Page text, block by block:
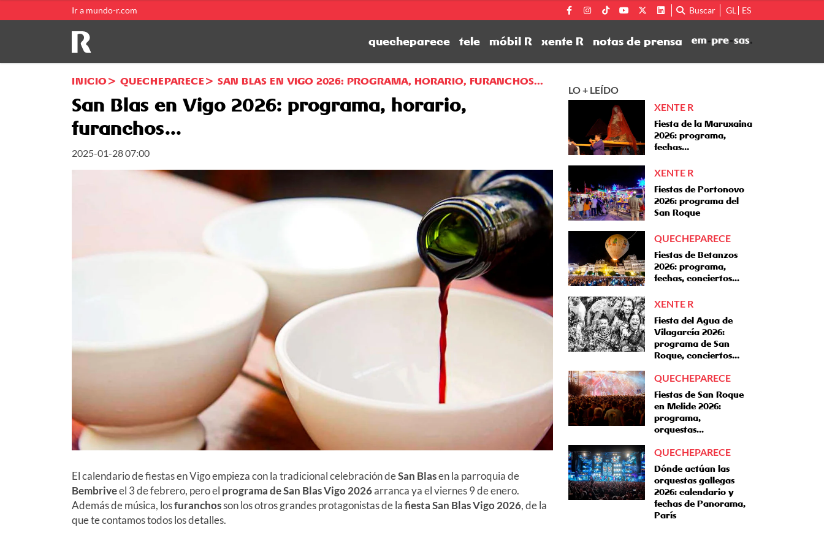
Ir a mundo-r.com Buscar GL ES
quecheparece tele móbil R xente R notas de prensa
INICIO QUECHEPARECE SAN BLAS EN VIGO 2026: PROGRAMA, HORARIO, FURANCHOS...
San Blas en Vigo 2026: programa, horario,
furanchos...
2025-01-28 07:00
El calendario de fiestas en Vigo empieza con la tradicional celebración deSan Blasen la parroquia de
Bembriveel 3 de febrero, pero el programa de San BlasVigo 2026arranca ya el viernes9de enero.
Además de música, losfuranchosson los otros grandes protagonistas de lafiesta San Blas Vigo 2026, de la
que te contamos todos los detalles.
LO + LEÍDO
XENTE R
Fiesta de la Maruxaina
2026: programa,
fechas…
XENTE R
Fiestas de Portonovo
2026: programa del
San Roque
QUECHEPARECE
Fiestas de Betanzos
2026: programa,
fechas, conciertos...
XENTE R
Fiesta del Agua de
Vilagarcía 2026:
programa de San
Roque, conciertos…
QUECHEPARECE
Fiestas de San Roque
en Melide 2026:
programa,
orquestas...
QUECHEPARECE
Dónde actúan las
orquestas gallegas
2026: calendario y
fechas de Panorama,
París